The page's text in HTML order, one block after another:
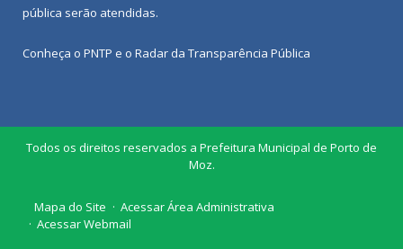
pública serão atendidas.
Conheça o PNTP e o Radar da Transparência Pública
Todos os direitos reservados a Prefeitura Municipal de Porto de
Moz.
Mapa do Site
Acessar Área Administrativa
Acessar Webmail